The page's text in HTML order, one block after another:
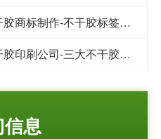
十堰不干胶商标制作-不干胶标签在轮胎行业的应用及其发展
十堰不干胶印刷公司-​三大不干胶标签防水防潮小技巧
息